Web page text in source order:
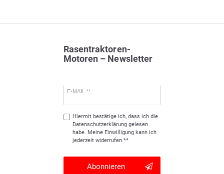
Rasentraktoren-
Motoren – Newsletter
E-MAIL **
Hiermit bestätige ich, dass ich die
Daten­schutz­erklärunggelesen
habe. Meine Einwilligung kann ich
jederzeit widerrufen.**
Abonnieren